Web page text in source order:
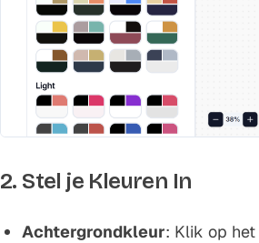
2. Stel je Kleuren In
Achtergrondkleur: Klik op